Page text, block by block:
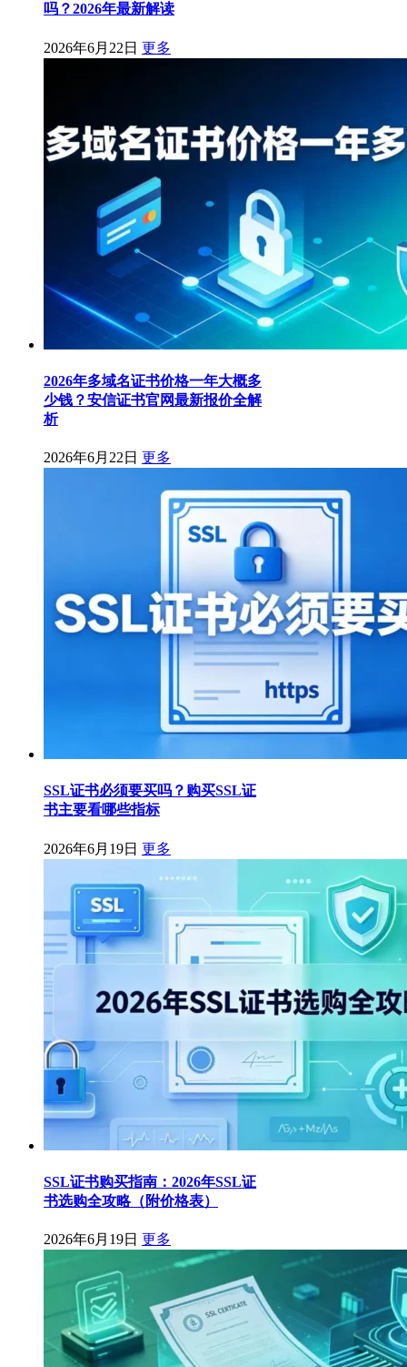
吗？2026年最新解读
2026年6月22日 更多
2026年多域名证书价格一年大概多
少钱？安信证书官网最新报价全解
析
2026年6月22日 更多
SSL证书必须要买吗？购买SSL证
书主要看哪些指标
2026年6月19日 更多
SSL证书购买指南：2026年SSL证
书选购全攻略（附价格表）
2026年6月19日 更多